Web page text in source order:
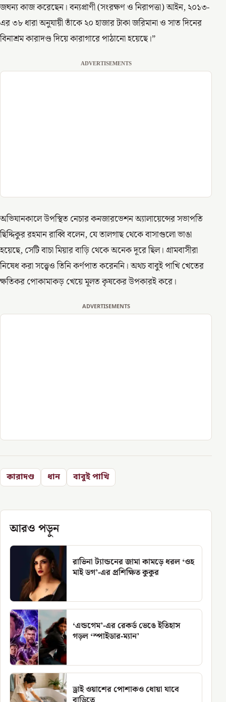
জঘন্য কাজ করেছেন। বন্যপ্রাণী (সংরক্ষণ ও নিরাপত্তা) আইন, ২০১৩-
এর ৩৮ ধারা অনুযায়ী তাঁকে ২০ হাজার টাকা জরিমানা ও সাত দিনের
বিনাশ্রম কারাদণ্ড দিয়ে কারাগারে পাঠানো হয়েছে।”
ADVERTISEMENTS
অভিযানকালে উপস্থিত নেচার কনজারভেশন অ্যালায়েন্সের সভাপতি
ছিদ্দিকুর রহমান রাব্বি বলেন, যে তালগাছ থেকে বাসাগুলো ভাঙা
হয়েছে, সেটি বাচা মিয়ার বাড়ি থেকে অনেক দূরে ছিল। গ্রামবাসীরা
নিষেধ করা সত্ত্বেও তিনি কর্ণপাত করেননি। অথচ বাবুই পাখি খেতের
ক্ষতিকর পোকামাকড় খেয়ে মূলত কৃষকের উপকারই করে।
ADVERTISEMENTS
কারাদণ্ড ধান বাবুই পাখি
আরও পড়ুন
রাভিনা ট্যান্ডনের জামা কামড়ে ধরল ‘ওহ
মাই ডগ’-এর প্রশিক্ষিত কুকুর
‘এন্ডগেম’-এর রেকর্ড ভেঙে ইতিহাস
গড়ল ‘স্পাইডার-ম্যান’
ড্রাই ওয়াশের পোশাকও ধোয়া যাবে